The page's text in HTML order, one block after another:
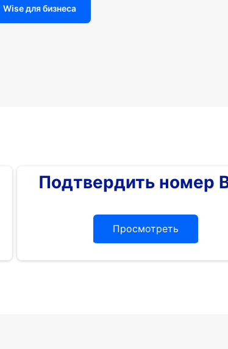
Wise для бизнеса
Подтвердить номер
Просмотреть